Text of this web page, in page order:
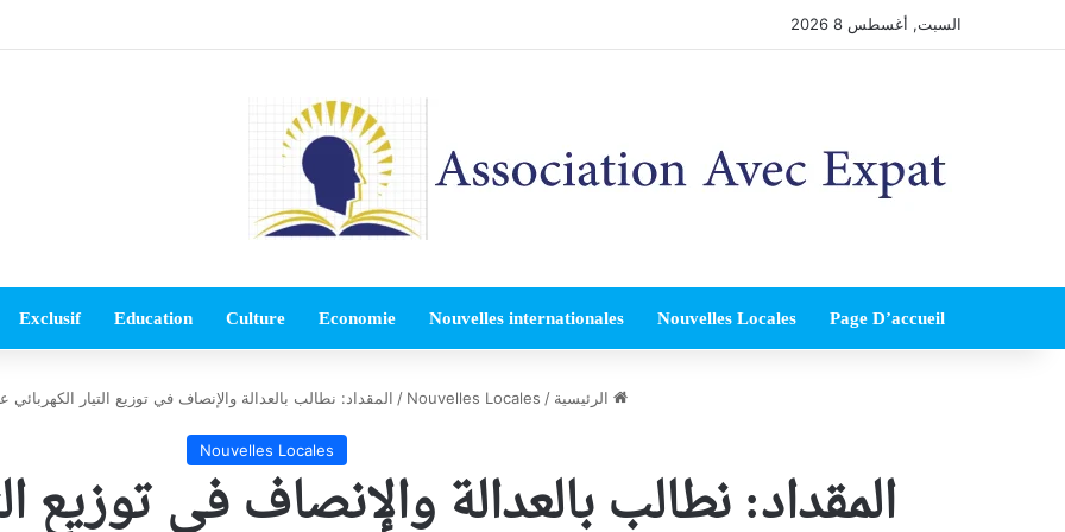
السبت, أغسطس 8 2026
Page D’accueil
Nouvelles Locales
Nouvelles internationales
Economie
Culture
Education
Exclusif
الرئيسية /
Nouvelles Locales
/ المقداد: نطالب بالعدالة والإنصاف في توزيع التيار
Nouvelles Locales
المقداد: نطالب بالعدالة والإنصاف في توزيع